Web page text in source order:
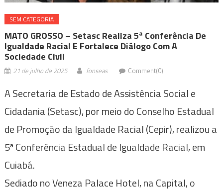
SEM CATEGORIA
MATO GROSSO – Setasc Realiza 5ª Conferência De
Igualdade Racial E Fortalece Diálogo Com A
Sociedade Civil
21 de julho de 2025 fonseas Comment(0)
A Secretaria de Estado de Assistência Social e
Cidadania (Setasc), por meio do Conselho Estadual
de Promoção da Igualdade Racial (Cepir), realizou a
5ª Conferência Estadual de Igualdade Racial, em
Cuiabá.
Sediado no Veneza Palace Hotel, na Capital, o